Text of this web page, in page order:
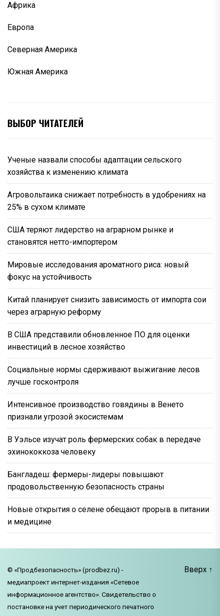
Африка
Европа
Северная Америка
Южная Америка
ВЫБОР ЧИТАТЕЛЕЙ
Ученые назвали способы адаптации сельского
хозяйства к изменению климата
Агровольтаика снижает потребность в удобрениях на
25% в сухом климате
США теряют лидерство на аграрном рынке и
становятся нетто-импортером
Мировые исследования ароматного риса: новый
фокус на устойчивость
Китай планирует снизить зависимость от импорта сои
через аграрную реформу
В США представили обновленное ПО для оценки
инвестиций в лесное хозяйство
Социальные нормы сдерживают выжигание лесов
лучше госконтроля
Интенсивное производство говядины в Венето
признали угрозой экосистемам
В Уэльсе изучат роль фермерских собак в передаче
эхинококкоза человеку
Бангладеш: фермеры-лидеры повышают
продовольственную безопасность страны
Новые открытия о селене обещают прорыв в питании
и медицине
© «Продбезопасность» (prodbez.ru) -
медиапроект интернет-издания «Сетевое
информационное агентство». Свидетельство о
постановке на учет периодического печатного
Вверх ↑